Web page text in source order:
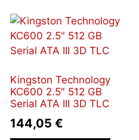
Kingston Technology
KC600 2.5″ 512 GB
Serial ATA III 3D TLC
144,05 €